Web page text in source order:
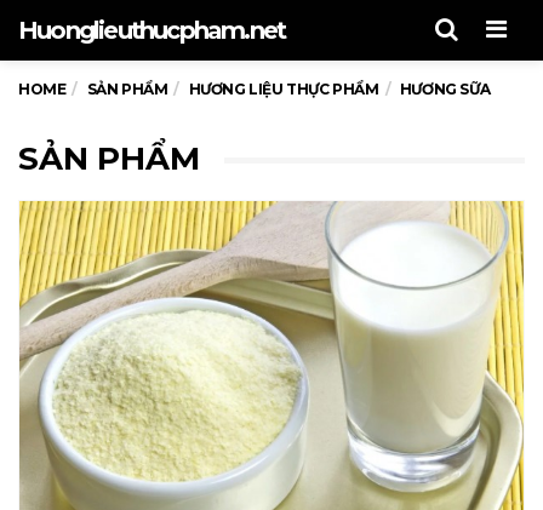
Huonglieuthucpham.net
HOME SẢN PHẨM HƯƠNG LIỆU THỰC PHẨM HƯƠNG SỮA
SẢN PHẨM